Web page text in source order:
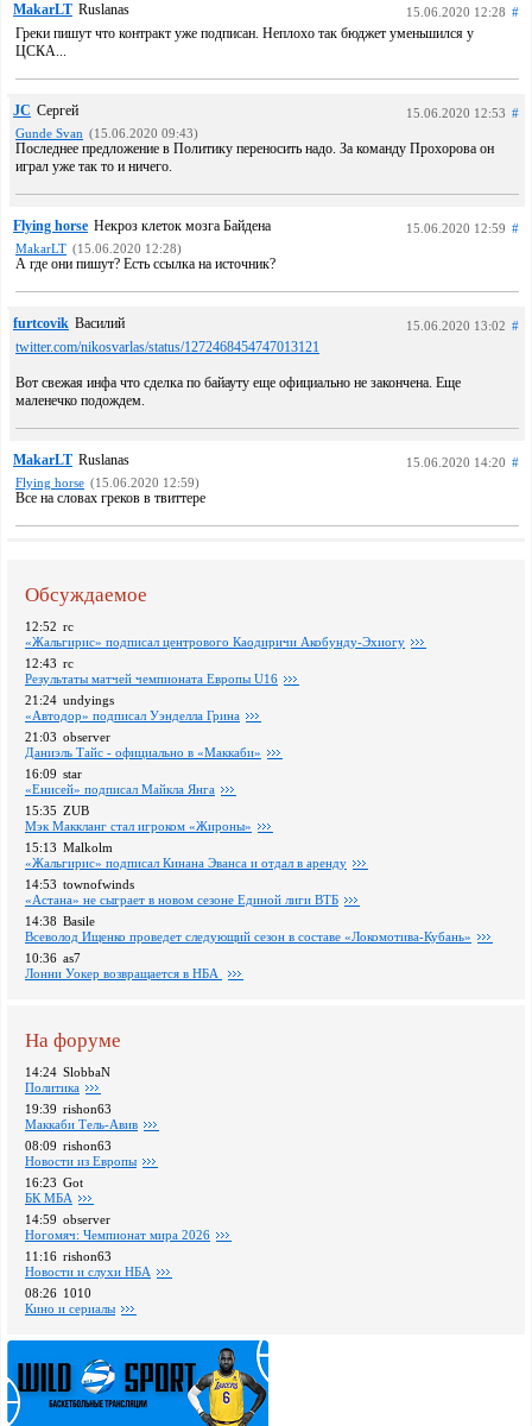
MakarLT Ruslanas 15.06.2020 12:28 #
Греки пишут что контракт уже подписан. Неплохо так бюджет уменьшился у
ЦСКА...
JC Сергей 15.06.2020 12:53 #
Gunde Svan (15.06.2020 09:43)
Последнее предложение в Политику переносить надо. За команду Прохорова он
играл уже так то и ничего.
Flying horse Некроз клеток мозга Байдена 15.06.2020 12:59 #
MakarLT (15.06.2020 12:28)
А где они пишут? Есть ссылка на источник?
furtcovik Василий 15.06.2020 13:02 #
twitter.com/nikosvarlas/status/1272468454747013121
Вот свежая инфа что сделка по байауту еще официально не закончена. Еще
маленечко подождем.
MakarLT Ruslanas 15.06.2020 14:20 #
Flying horse (15.06.2020 12:59)
Все на словах греков в твиттере
Обсуждаемое
12:52 rc
«Жальгирис» подписал центрового Каодиричи Акобунду-Эхиогу
12:43 rc
Pезультаты матчей чемпионата Европы U16
21:24 undyings
«Автодор» подписал Уэнделла Грина
21:03 observer
Даниэль Тайс - официально в «Маккаби»
16:09 star
«Енисей» подписал Майкла Янга
15:35 ZUB
Мэк Маккланг стал игроком «Жироны»
15:13 Malkolm
«Жальгирис» подписал Кинана Эванса и отдал в аренду
14:53 townofwinds
«Астана» не сыграет в новом сезоне Единой лиги ВТБ
14:38 Basile
Всеволод Ищенко проведет следующий сезон в составе «Локомотива-Кубань»
10:36 as7
Лонни Уокер возвращается в НБА
На форуме
14:24 SlobbaN
Политика
19:39 rishon63
Маккаби Тель-Авив
08:09 rishon63
Новости из Европы
16:23 Got
БК МБА
14:59 observer
Ногомяч: Чемпионат мира 2026
11:16 rishon63
Новости и слухи НБА
08:26 1010
Кино и сериалы